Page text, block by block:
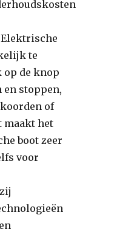
te
op de knop
en stoppen,
of
maakt het
boot zeer
voor